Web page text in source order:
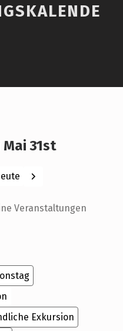
31st
Weiter
Veranstaltungen
Exkursion